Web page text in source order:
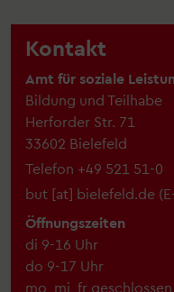
Kontakt
Amt für soziale
Bildung und Teilhabe
Herforder Str. 71
33602 Bielefeld
Telefon +49 521 51-0
but [at] bielefeld.de (
Öffnungszeiten
di 9-16 Uhr
do 9-17 Uhr
mo, mi, fr geschlossen